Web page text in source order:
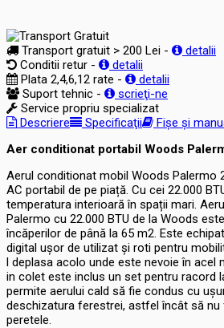
Transport gratuit > 200 Lei -
detalii
Conditii retur -
detalii
Plata 2,4,6,12 rate -
detalii
Suport tehnic -
scrieţi-ne
Service propriu specializat
Descriere
Specificaţii Fișe și
Aer conditionat portabil Woods
Aerul conditionat mobil Woods Palermo
AC portabil de pe piață. Cu cei 22.000
temperatura interioară în spații mari.
Palermo cu 22.000 BTU de la Woods
încăperilor de până la 65 m2. Este
digital ușor de utilizat și roti pentru
l deplasa acolo unde este nevoie în acel
in colet este inclus un set pentru racord
permite aerului cald să fie condus cu
deschizatura ferestrei, astfel încât să nu
peretele.